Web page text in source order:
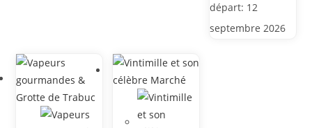
départ: 12
septembre 2026